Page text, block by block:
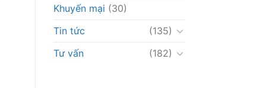
Khuyến mại (30)
Tin tức
(135)
Tư vấn
(182)